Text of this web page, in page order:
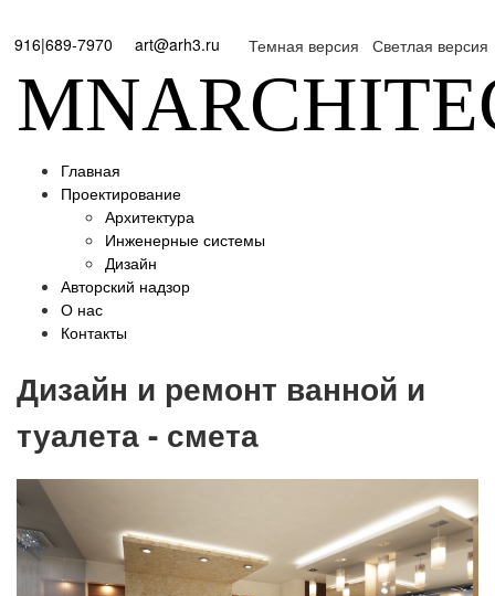
916|689-7970 art@arh3.ru Темная версия Светлая версия
Главная
Проектирование
Архитектура
Инженерные системы
Дизайн
Авторский надзор
О нас
Контакты
Дизайн и ремонт ванной и
туалета - смета